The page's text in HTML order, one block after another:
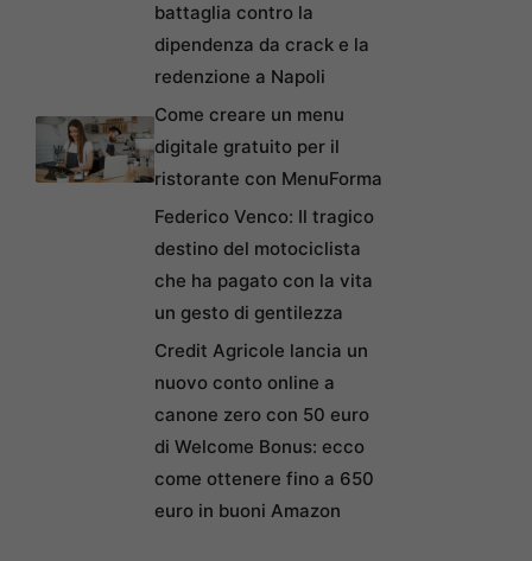
battaglia contro la
dipendenza da crack e la
redenzione a Napoli
Come creare un menu
digitale gratuito per il
ristorante con MenuForma
Federico Venco: Il tragico
destino del motociclista
che ha pagato con la vita
un gesto di gentilezza
Credit Agricole lancia un
nuovo conto online a
canone zero con 50 euro
di Welcome Bonus: ecco
come ottenere fino a 650
euro in buoni Amazon